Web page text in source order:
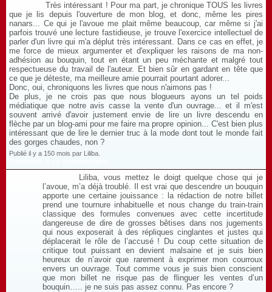
Très intéressant ! Pour ma part, je chronique TOUS les livres
que je lis depuis l'ouverture de mon blog, et donc, même les pires
nanars... Ce qui je l'avoue me plait même beaucoup, car même si j'ai
parfois trouvé une lecture fastidieuse, je trouve l'exercice intellectuel de
parler d'un livre qui m'a déplut très intéressant. Dans ce cas en effet, je
me force de mieux argumenter et d'expliquer les raisons de ma non-
adhésion au bouquin, tout en étant un peu méchante et malgré tout
respectueuse du travail de l'auteur. Et bien sûr en gardant en tête que
ce que je déteste, ma meilleure amie pourrait pourtant adorer...
Donc, oui, chroniquons les livres que nous n'aimons pas !
De plus, je ne crois pas que nous blogueurs ayons un tel poids
médiatique que notre avis casse la vente d'un ouvrage... et il m'est
souvent arrivé d'avoir justement envie de lire un livre descendu en
flèche par un blog-ami pour me faire ma propre opinion... C'est bien plus
intéressant que de lire le dernier truc à la mode dont tout le monde fait
des gorges chaudes, non ?
Publié il y a 150 mois par Liliba.
Liliba, vous mettez le doigt quelque chose qui je
l’avoue, m’a déjà troublé. Il est vrai que descendre un bouquin
apporte une certaine jouissance : la rédaction de notre billet
prend une tournure inhabituelle et nous change du train-train
classique des formules convenues avec cette incertitude
dangereuse de dire de grosses bêtises dans nos jugements
qui nous exposerait à des répliques cinglantes et justes qui
déplacerait le rôle de l’accusé ! Du coup cette situation de
critique tout puissant en devient malsaine et je suis bien
heureux de n’avoir que rarement à exprimer mon courroux
envers un ouvrage. Tout comme vous je suis bien conscient
que mon billet ne risque pas de flinguer les ventes d’un
bouquin….. je ne suis pas assez connu. Pas encore ?